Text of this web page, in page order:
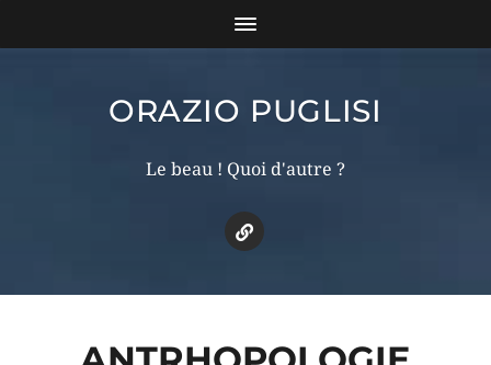
ORAZIO PUGLISI
Le beau ! Quoi d'autre ?